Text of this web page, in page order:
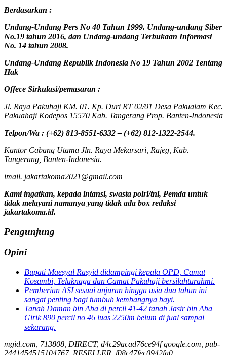
Berdasarkan :
Undang-Undang Pers No 40 Tahun 1999. Undang-undang Siber
No.19 tahun 2016, dan Undang-undang Terbukaan Informasi
No. 14 tahun 2008.
Undang-Undang Republik Indonesia No 19 Tahun 2002 Tentang
Hak
Offece Sirkulasi/pemasaran :
Jl. Raya Pakuhaji KM. 01. Kp. Duri RT 02/01 Desa Pakualam Kec.
Pakuahaji Kodepos 15570 Kab. Tangerang Prop. Banten-Indonesia
Telpon/Wa : (+62) 813-8551-6332 – (+62) 812-1322-2544.
Kantor Cabang Utama Jln. Raya Mekarsari, Rajeg, Kab.
Tangerang, Banten-Indonesia.
imail. jakartakoma2021@gmail.com
Kami ingatkan, kepada intansi, swasta polri/tni, Pemda untuk
tidak melayani namanya yang tidak ada box redaksi
jakartakoma.id.
Pengunjung
Opini
Bupati Maesyal Rasyid didampingi kepala OPD, Camat
Kosambi, Teluknaga dan Camat Pakuhaji bersilahturahmi.
Pemberian ASI sesuai anjuran hingga usia dua tahun ini
sangat penting bagi tumbuh kembangnya bayi.
Tanah Daman bin Aba di percil 41-42 tanah Jasir bin Aba
Girik 890 percil no 46 luas 2250m belum di jual sampai
sekarang.
mgid.com, 713808, DIRECT, d4c29acad76ce94f google.com, pub-
2441454515104767, RESELLER, f08c47fec0942fa0